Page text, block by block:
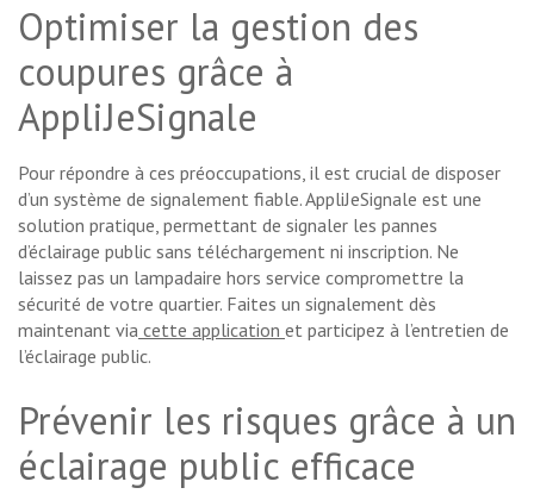
Optimiser la gestion des
coupures grâce à
AppliJeSignale
Pour répondre à ces préoccupations, il est crucial de disposer
d’un système de signalement fiable. AppliJeSignale est une
solution pratique, permettant de signaler les pannes
d’éclairage public sans téléchargement ni inscription. Ne
laissez pas un lampadaire hors service compromettre la
sécurité de votre quartier. Faites un signalement dès
maintenant via cette application et participez à l’entretien de
l’éclairage public.
Prévenir les risques grâce à un
éclairage public efficace